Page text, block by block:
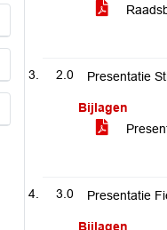
2.0 Presentatie
Bijlagen
3.0 Presentatie
Bijlagen